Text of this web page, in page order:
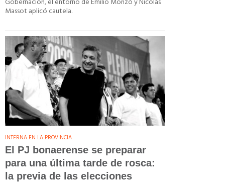
Gobernación, el entorno de Emilio Monzó y Nicolás
Massot aplicó cautela.
INTERNA EN LA PROVINCIA
El PJ bonaerense se preparar
para una última tarde de rosca:
la previa de las elecciones